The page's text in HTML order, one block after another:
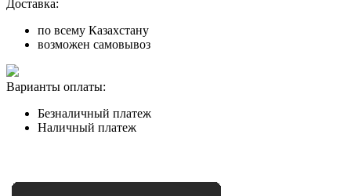
Доставка:
по всему Казахстану
возможен самовывоз
Варианты оплаты:
Безналичный платеж
Наличный платеж